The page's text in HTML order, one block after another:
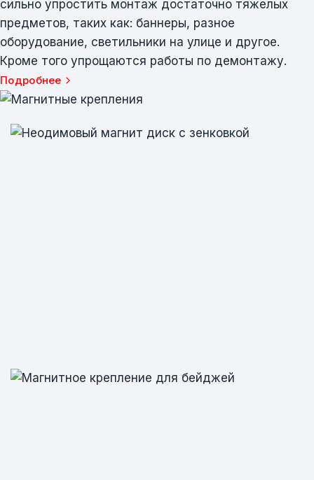
сильно упростить монтаж достаточно тяжелых
предметов, таких как: баннеры, разное
оборудование, светильники на улице и другое.
Кроме того упрощаются работы по демонтажу.
Подробнее